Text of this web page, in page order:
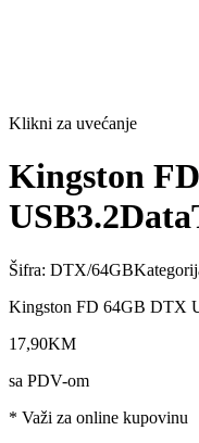
Klikni za uvećanje
Kingston
Šifra: DTX/64GB
Kingston FD 64GB DTX
17,90KM
sa PDV-om
* Važi za online kupovinu